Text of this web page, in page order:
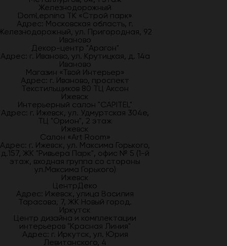
Железнодорожный
DomLepnina ТК «Строй парк»
Адрес: Московская область, г.
ул. Пригородная, 92
Иваново
Декор-центр "Арагон"
Адрес: г. Иваново, ул. Крутицкая, д. 14а
Иваново
Магазин «Твой Интерьер»
Адрес: г. Иваново, проспект
Текстильщиков 80 ТЦ Аксон
Ижевск
Интерьерный салон "CAPITEL"
Адрес: г. Ижевск, ул. Удмуртская 304е,
ТЦ "Орион", 2 этаж
Ижевск
Салон «Art Room»
Адрес: г. Ижевск, ул. Максима Горького,
д.157, ЖК "Ривьера Парк", офис № 5 (1-й
этаж, входная группа со стороны
ул.Максима Горького)
Ижевск
ЦентрДеко
Адрес: Ижевск, улица Василия
Тарасова, 7, ЖК Новый город.
Иркутск
Центр дизайна и комплектации
интерьеров "Красная Линия"
Адрес: г. Иркутск, ул. Юрия
Левитанского, 4